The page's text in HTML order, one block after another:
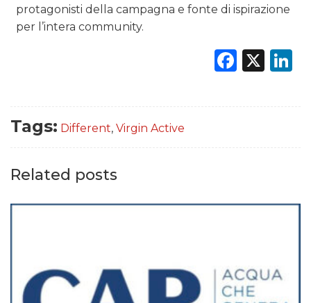
protagonisti della campagna e fonte di ispirazione
per l’intera community.
X
Tags: Different, Virgin Active
Related posts